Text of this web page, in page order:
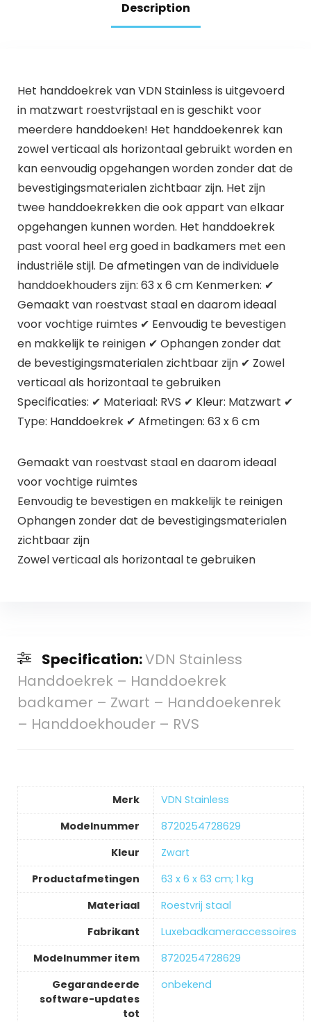
Description
Het handdoekrek van VDN Stainless is uitgevoerd
in matzwart roestvrijstaal en is geschikt voor
meerdere handdoeken! Het handdoekenrek kan
zowel verticaal als horizontaal gebruikt worden en
kan eenvoudig opgehangen worden zonder dat de
bevestigingsmaterialen zichtbaar zijn. Het zijn
twee handdoekrekken die ook appart van elkaar
opgehangen kunnen worden. Het handdoekrek
past vooral heel erg goed in badkamers met een
industriële stijl. De afmetingen van de individuele
handdoekhouders zijn: 63 x 6 cm Kenmerken: ✔
Gemaakt van roestvast staal en daarom ideaal
voor vochtige ruimtes ✔ Eenvoudig te bevestigen
en makkelijk te reinigen ✔ Ophangen zonder dat
de bevestigingsmaterialen zichtbaar zijn ✔ Zowel
verticaal als horizontaal te gebruiken
Specificaties: ✔ Materiaal: RVS ✔ Kleur: Matzwart ✔
Type: Handdoekrek ✔ Afmetingen: 63 x 6 cm
Gemaakt van roestvast staal en daarom ideaal
voor vochtige ruimtes
Eenvoudig te bevestigen en makkelijk te reinigen
Ophangen zonder dat de bevestigingsmaterialen
zichtbaar zijn
Zowel verticaal als horizontaal te gebruiken
Specification:VDN Stainless
Handdoekrek – Handdoekrek
badkamer – Zwart – Handdoekenrek
– Handdoekhouder – RVS
Merk
‎VDN Stainless
Modelnummer
‎8720254728629
Kleur
‎Zwart
Productafmetingen
‎63 x 6 x 63 cm; 1 kg
Materiaal
‎Roestvrij staal
Fabrikant
‎Luxebadkameraccessoires
Modelnummer item
‎8720254728629
Gegarandeerde
software-updates
tot
‎onbekend